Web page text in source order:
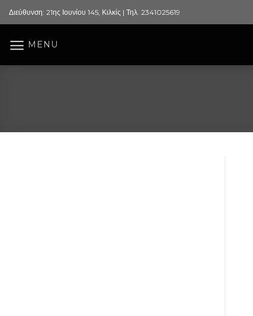
Skip
to
Διεύθυνση: 21ης Ιουνίου 145, Κιλκίς | Τηλ. 2341025619
MENU